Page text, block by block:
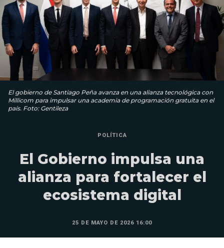
El gobierno de Santiago Peña avanza en una alianza tecnológica con
Millicom para impulsar una academia de programación gratuita en el
país. Foto: Gentileza
POLÍTICA
El Gobierno impulsa una
alianza para fortalecer el
ecosistema digital
25 DE MAYO DE 2026 16:00